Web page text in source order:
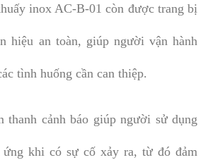
inox AC-B-01 còn được trang bị
hiệu an toàn, giúp người vận hành
tình huống cần can thiệp.
thanh cảnh báo giúp người sử dụng
ứng khi có sự cố xảy ra, từ đó đảm